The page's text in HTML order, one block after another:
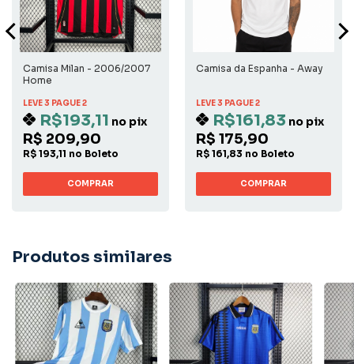
Camisa Milan - 2006/2007
Home
LEVE 3 PAGUE 2
R$193,11 no pix
R$ 209,90
R$ 193,11 no Boleto
COMPRAR
Camisa da Espanha - Away
LEVE 3 PAGUE 2
R$161,83 no pix
R$ 175,90
R$ 161,83 no Boleto
COMPRAR
Produtos similares